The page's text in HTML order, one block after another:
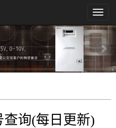
导
航
菜
单
查询(每日更新)